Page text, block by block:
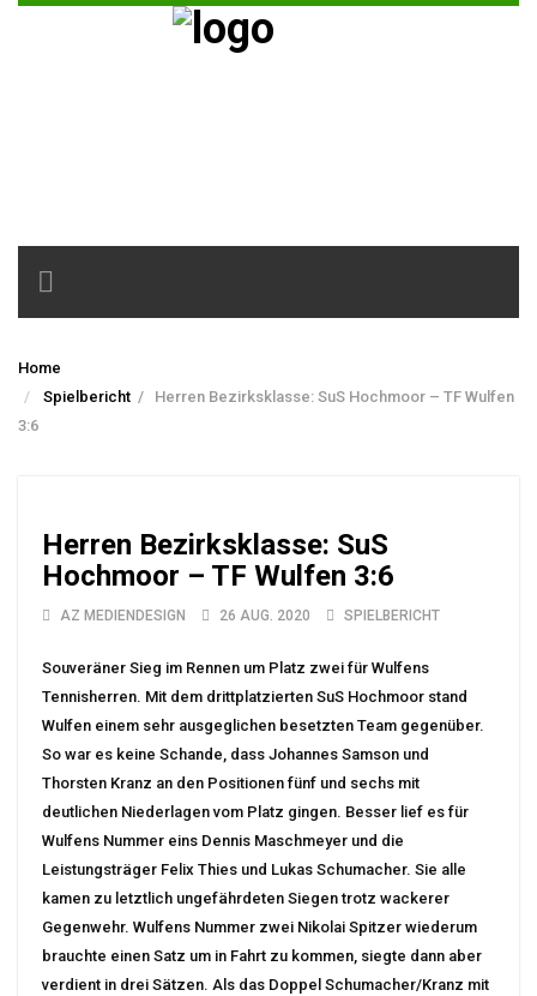
Toggle
navigation
Home
Spielbericht /
Herren Bezirksklasse: SuS Hochmoor – TF Wulfen
3:6
Herren Bezirksklasse: SuS
Hochmoor – TF Wulfen 3:6
AZ MEDIENDESIGN 26 AUG. 2020 SPIELBERICHT
Souveräner Sieg im Rennen um Platz zwei für Wulfens
Tennisherren. Mit dem drittplatzierten SuS Hochmoor stand
Wulfen einem sehr ausgeglichen besetzten Team gegenüber.
So war es keine Schande, dass Johannes Samson und
Thorsten Kranz an den Positionen fünf und sechs mit
deutlichen Niederlagen vom Platz gingen. Besser lief es für
Wulfens Nummer eins Dennis Maschmeyer und die
Leistungsträger Felix Thies und Lukas Schumacher. Sie alle
kamen zu letztlich ungefährdeten Siegen trotz wackerer
Gegenwehr. Wulfens Nummer zwei Nikolai Spitzer wiederum
brauchte einen Satz um in Fahrt zu kommen, siegte dann aber
verdient in drei Sätzen. Als das Doppel Schumacher/Kranz mit